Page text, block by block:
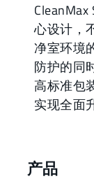
心设计，
净室环境
防护的同
高标准包
实现全面
产品